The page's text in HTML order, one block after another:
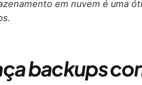
em nuvem é uma
backups